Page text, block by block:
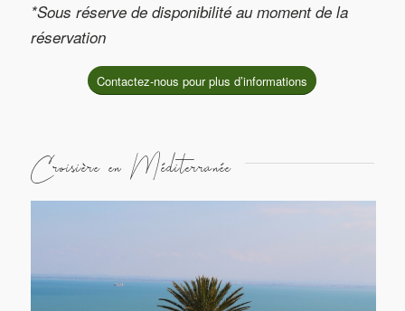
*Sous réserve de disponibilité au moment de la
réservation
Contactez-nous pour plus d’informations
Croisière en Méditerranée